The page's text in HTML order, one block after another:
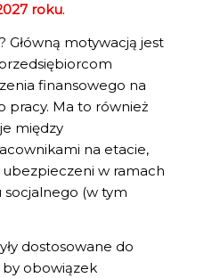
roku.
Główną motywacją jest
finansowego na
pracy. Ma to również
między
na etacie,
w ramach
(w tym
dostosowane do
obowiązek